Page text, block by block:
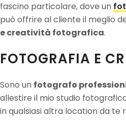
fascino particolare, dove un
può offrire al cliente il meglio
e creatività fotografica.
FOTOGRAFIA E
Sono un fotografo
allestire il mio studio
in qualsiasi altra location da te